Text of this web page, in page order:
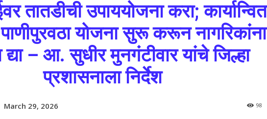
तातडीची उपाययोजना करा; कार्यान्वित
योजना सुरू करून नागरिकांना
द्या – आ. सुधीर मुनगंटीवार यांचे जिल्हा
प्रशासनाला निर्देश
March 29, 2026 98